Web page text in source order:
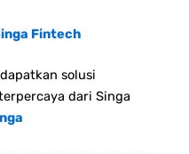
Fintech
solusi
dari Singa